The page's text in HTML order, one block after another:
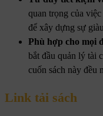
quan trọng của
để xây dựng sự
Phù hợp cho mọi
bắt đầu quản lý tài
cuốn sách này đều
Link tải sách